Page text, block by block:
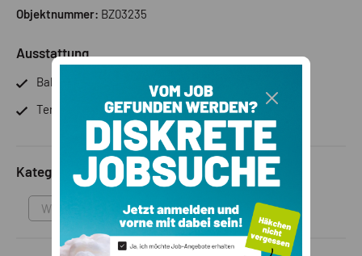
Objektnummer: BZ03235
Ausstattung
Balkon/Terrasse
Terrasse
Kategorie
Wohnung